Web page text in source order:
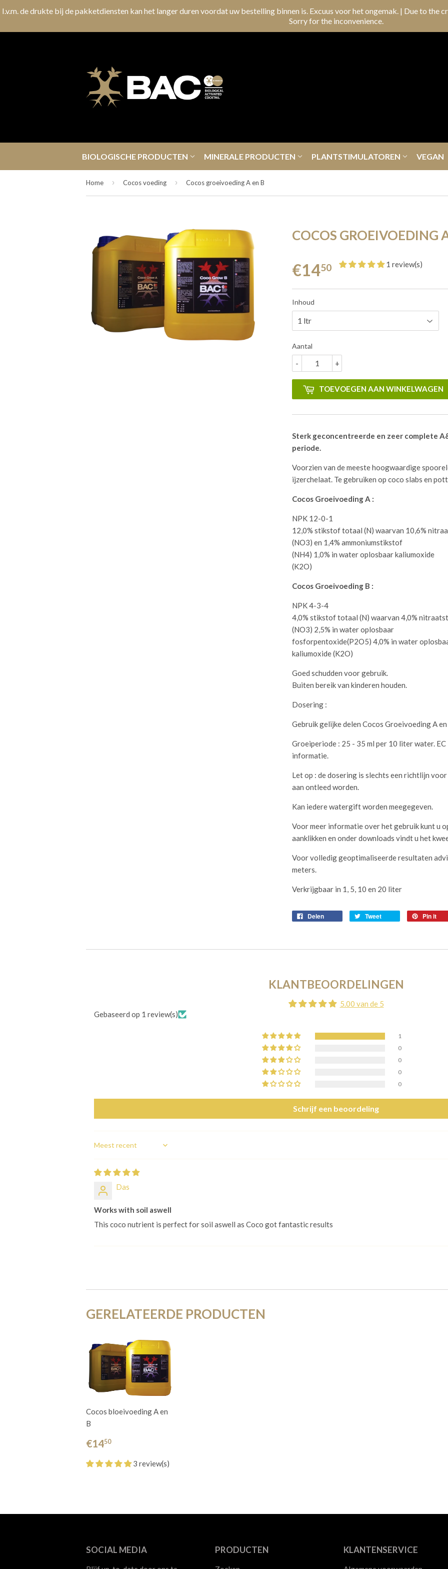
I.v.m. de drukte bij de pakketdiensten kan het langer duren voordat uw bestelling binnen is. Excuus voor het ongemak. | Due to
Sorry for the inconvenience.
BIOLOGISCHE PRODUCTEN MINERALE PRODUCTEN PLANTSTIMULATOREN VEGAN
Home › Cocos voeding › Cocos groeivoeding A en B
COCOS GROEIVOEDING
€1450 1 review(s)
Inhoud
Aantal
+
-
TOEVOEGEN AAN WINKELWAGEN
Sterk geconcentreerde en zeer complete
periode.
Voorzien van de meeste hoogwaardige
ijzerchelaat. Te gebruiken op coco slabs en
Cocos Groeivoeding A :
NPK 12-0-1
12,0% stikstof totaal (N) waarvan 10,6%
(NO3) en 1,4% ammoniumstikstof
(NH4) 1,0% in water oplosbaar kaliumoxide
(K2O)
Cocos Groeivoeding B :
NPK 4-3-4
4,0% stikstof totaal (N) waarvan 4,0%
(NO3) 2,5% in water oplosbaar
fosforpentoxide(P2O5) 4,0% in water
kaliumoxide (K2O)
Goed schudden voor gebruik.
Buiten bereik van kinderen houden.
Dosering :
Gebruik gelijke delen Cocos Groeivoeding A
Groeiperiode : 25 - 35 ml per 10 liter water.
informatie.
Let op : de dosering is slechts een richtlijn
aan ontleed worden.
Kan iedere watergift worden meegegeven.
Voor meer informatie over het gebruik kunt u
aanklikken en onder downloads vindt u het
Voor volledig geoptimaliseerde resultaten
meters.
Verkrijgbaar in 1, 5, 10 en 20 liter
Delen Tweet Pin it
KLANTBEOORDELINGEN
5.00 van de 5
Gebaseerd op 1 review(s)
1
0
0
0
0
Schrijf een beoordeling
Sort by
Das
Works with soil aswell
This coco nutrient is perfect for soil aswell as Coco got fantastic results
GERELATEERDE PRODUCTEN
Cocos bloeivoeding A en
B
€1450
3 review(s)
SOCIAL MEDIA PRODUCTEN KLANTENSERVICE